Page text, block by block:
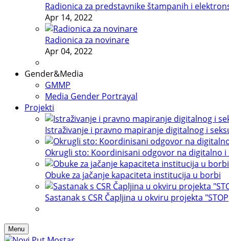
Radionica za predstavnike štampanih i
Apr 14, 2022
Radionica za novinare
Apr 04, 2022
Gender&Media
GMMP
Media Gender Portrayal
Projekti
Istraživanje i pravno mapiranje digitalnog i
Okrugli sto: Koordinisani odgovor na digitalno i
Obuke za jačanje kapaciteta institucija u borbi
Sastanak s CSR Čapljina u okviru projekta "STOP
Menu